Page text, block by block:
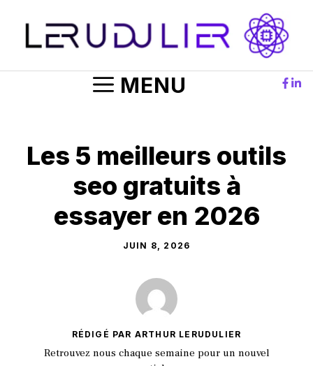
contenu
MENU
Les 5 meilleurs outils
seo gratuits à
essayer en 2026
JUIN 8, 2026
RÉDIGÉ PAR ARTHUR LERUDULIER
Retrouvez nous chaque semaine pour un nouvel